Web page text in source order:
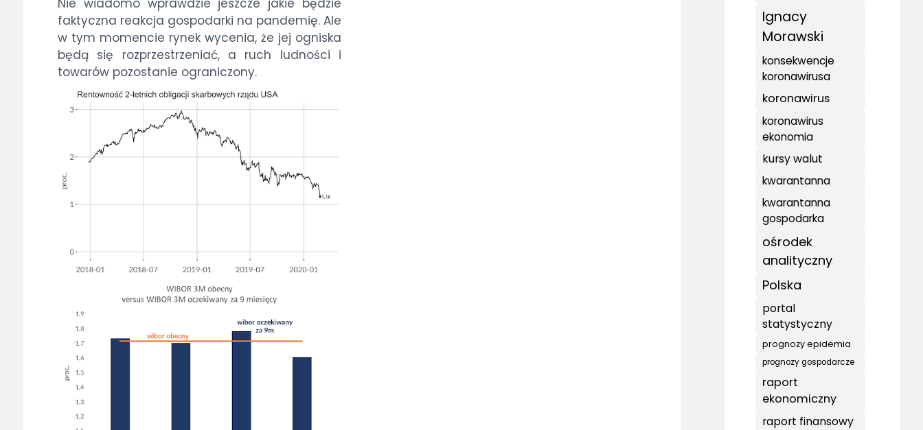
Nie wiadomo wprawdzie jeszcze jakie będzie
faktyczna reakcja gospodarki na pandemię. Ale
w tym momencie rynek wycenia, że jej ogniska
będą się rozprzestrzeniać, a ruch ludności i
towarów pozostanie ograniczony.
Ignacy
Morawski
konsekwencje
koronawirusa
koronawirus
koronawirus
ekonomia
kursy walut
kwarantanna
kwarantanna
gospodarka
ośrodek
analityczny
Polska
portal
statystyczny
prognozy epidemia
prognozy gospodarcze
raport
ekonomiczny
raport finansowy